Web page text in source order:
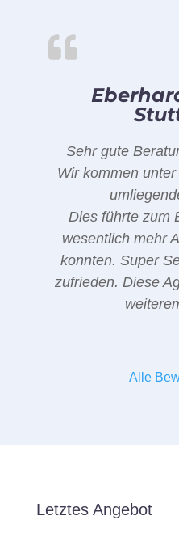
Sehr gute
Wir kommen
Dies führte zum
wesentlich mehr
konnten. Super
zufrieden. Diese
Alle
Letztes Angebot